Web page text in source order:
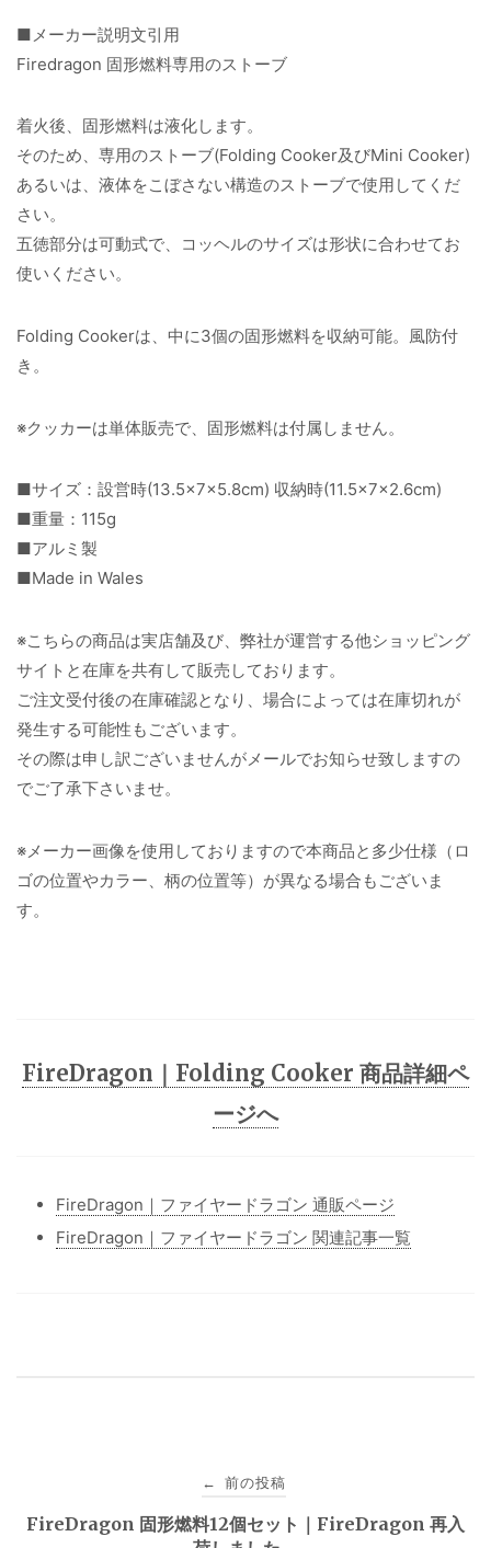
■メーカー説明文引用
Firedragon 固形燃料専用のストーブ
着火後、固形燃料は液化します。
そのため、専用のストーブ(Folding Cooker及びMini Cooker)
あるいは、液体をこぼさない構造のストーブで使用してくだ
さい。
五徳部分は可動式で、コッヘルのサイズは形状に合わせてお
使いください。
Folding Cookerは、中に3個の固形燃料を収納可能。風防付
き。
※クッカーは単体販売で、固形燃料は付属しません。
■サイズ：設営時(13.5×7×5.8cm) 収納時(11.5×7×2.6cm)
■重量：115g
■アルミ製
■Made in Wales
※こちらの商品は実店舗及び、弊社が運営する他ショッピング
サイトと在庫を共有して販売しております。
ご注文受付後の在庫確認となり、場合によっては在庫切れが
発生する可能性もございます。
その際は申し訳ございませんがメールでお知らせ致しますの
でご了承下さいませ。
※メーカー画像を使用しておりますので本商品と多少仕様（ロ
ゴの位置やカラー、柄の位置等）が異なる場合もございま
す。
FireDragon｜Folding Cooker 商品詳細ペ
ージへ
FireDragon｜ファイヤードラゴン 通販ページ
FireDragon｜ファイヤードラゴン 関連記事一覧
稿
← 前の投稿
FireDragon 固形燃料12個セット｜FireDragon 再入